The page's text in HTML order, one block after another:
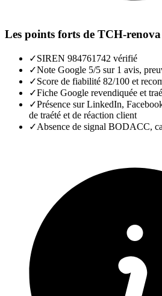
Les points forts de TCH-renova
✓SIREN 984761742 vérifié
✓Note Google 5/5 sur 1 avis,
✓Score de fiabilité 82/100 et
✓Fiche Google revendiquée et
✓Présence sur LinkedIn,
de traété et de réaction client
✓Absence de signal BODACC,